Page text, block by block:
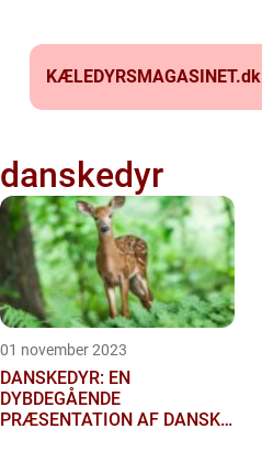
KÆLEDYRSMAGASINET.dk
danskedyr
01 november 2023
DANSKEDYR: EN
DYBDEGÅENDE
PRÆSENTATION AF DANSKE